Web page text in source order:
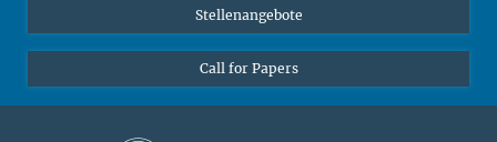
Stellenangebote
Call for Papers